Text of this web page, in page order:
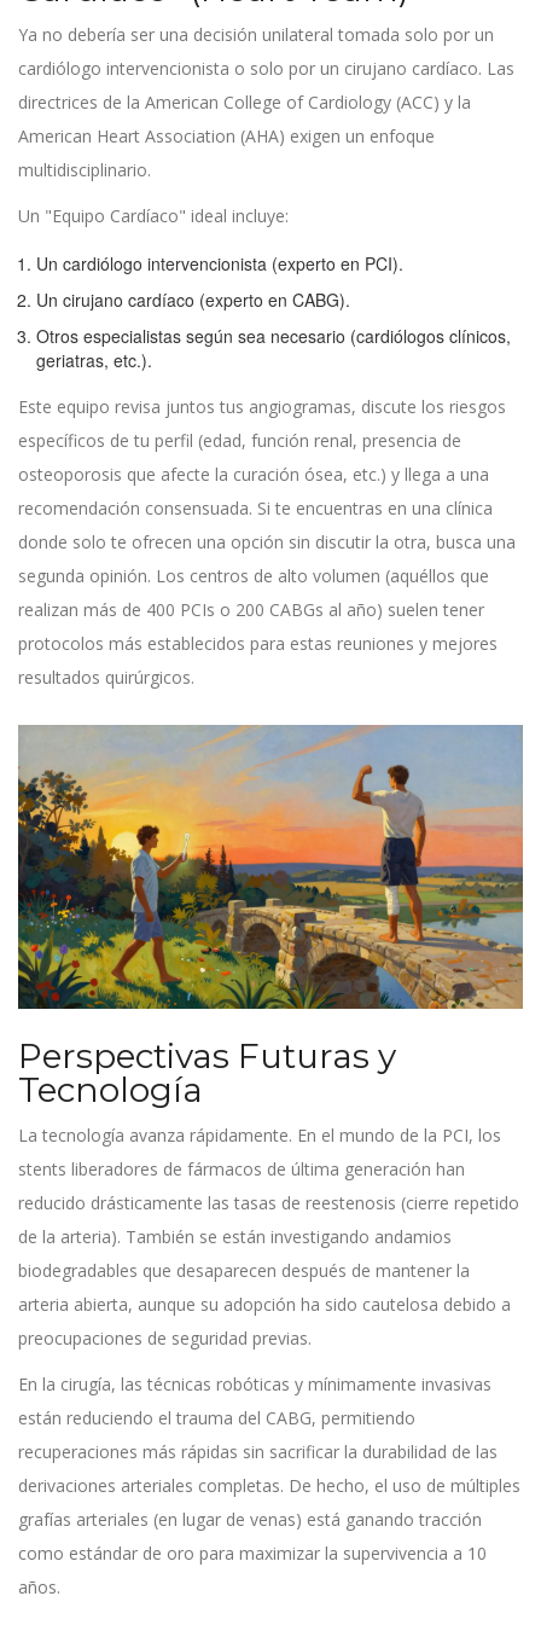
Ya no debería ser una decisión unilateral tomada solo por un
cardiólogo intervencionista o solo por un cirujano cardíaco. Las
directrices de la American College of Cardiology (ACC) y la
American Heart Association (AHA) exigen un enfoque
multidisciplinario.
Un "Equipo Cardíaco" ideal incluye:
Un cardiólogo intervencionista (experto en PCI).
Un cirujano cardíaco (experto en CABG).
Otros especialistas según sea necesario (cardiólogos clínicos,
geriatras, etc.).
Este equipo revisa juntos tus angiogramas, discute los riesgos
específicos de tu perfil (edad, función renal, presencia de
osteoporosis que afecte la curación ósea, etc.) y llega a una
recomendación consensuada. Si te encuentras en una clínica
donde solo te ofrecen una opción sin discutir la otra, busca una
segunda opinión. Los centros de alto volumen (aquéllos que
realizan más de 400 PCIs o 200 CABGs al año) suelen tener
protocolos más establecidos para estas reuniones y mejores
resultados quirúrgicos.
Perspectivas Futuras y
Tecnología
La tecnología avanza rápidamente. En el mundo de la PCI, los
stents liberadores de fármacos de última generación han
reducido drásticamente las tasas de reestenosis (cierre repetido
de la arteria). También se están investigando andamios
biodegradables que desaparecen después de mantener la
arteria abierta, aunque su adopción ha sido cautelosa debido a
preocupaciones de seguridad previas.
En la cirugía, las técnicas robóticas y mínimamente invasivas
están reduciendo el trauma del CABG, permitiendo
recuperaciones más rápidas sin sacrificar la durabilidad de las
derivaciones arteriales completas. De hecho, el uso de múltiples
grafías arteriales (en lugar de venas) está ganando tracción
como estándar de oro para maximizar la supervivencia a 10
años.